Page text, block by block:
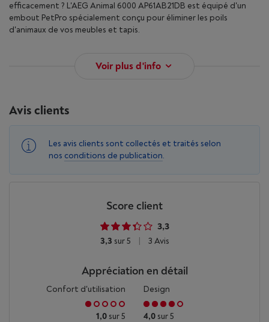
efficacement ? L'AEG Animal 6000 AP61AB21DB est équipé d'un
embout PetPro spécialement conçu pour éliminer les poils
d'animaux de vos meubles et tapis.
Voir plus d'info
Avis clients
Les avis clients sont collectés et traités selon
nos conditions de publication.
Score client
3,3
3,3 sur 5 3 Avis
Appréciation en détail
Confort d'utilisation
1,0 sur 5
Design
4,0 sur 5